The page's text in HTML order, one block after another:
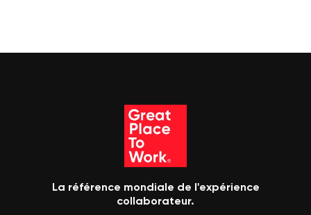
La référence mondiale de l'expérience
collaborateur.